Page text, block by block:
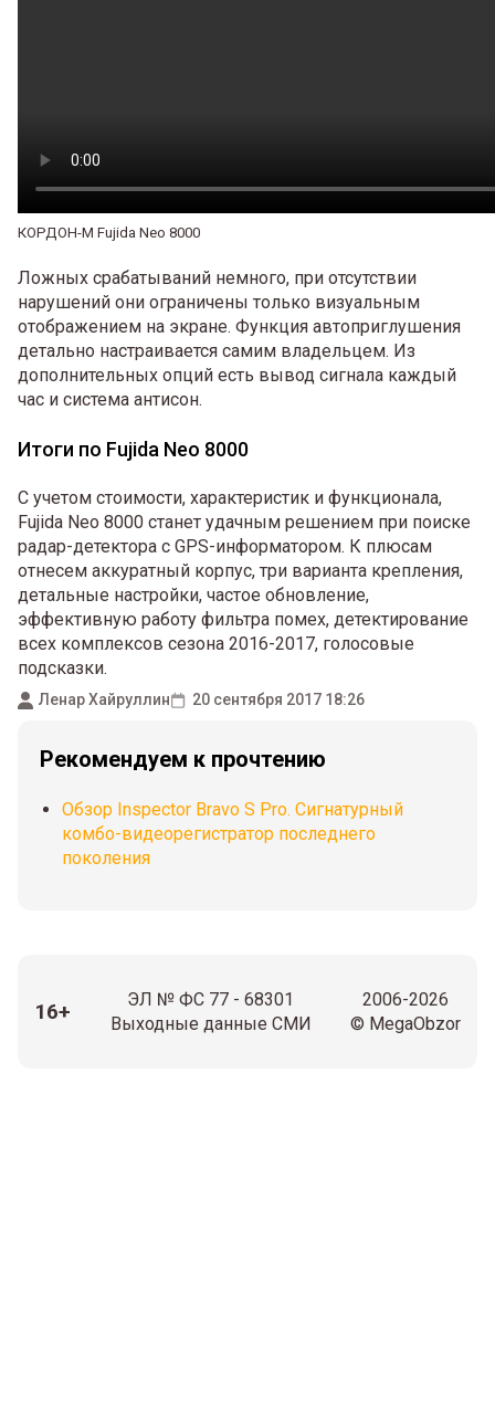
КОРДОН-М Fujida Neo 8000
Ложных срабатываний немного, при отсутствии
нарушений они ограничены только визуальным
отображением на экране. Функция автоприглушения
детально настраивается самим владельцем. Из
дополнительных опций есть вывод сигнала каждый
час и система антисон.
Итоги по Fujida Neo 8000
С учетом стоимости, характеристик и функционала,
Fujida Neo 8000 станет удачным решением при поиске
радар-детектора с GPS-информатором. К плюсам
отнесем аккуратный корпус, три варианта крепления,
детальные настройки, частое обновление,
эффективную работу фильтра помех, детектирование
всех комплексов сезона 2016-2017, голосовые
подсказки.
Ленар Хайруллин 20 сентября 2017 18:26
Рекомендуем к прочтению
Обзор Inspector Bravo S Pro. Сигнатурный
комбо-видеорегистратор последнего
поколения
16+
ЭЛ № ФС 77 - 68301
Выходные данные СМИ
2006-2026
© MegaObzor